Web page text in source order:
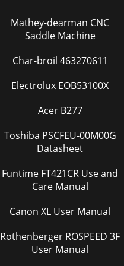
Mathey-dearman CNC
Saddle Machine
Char-broil 463270611
Electrolux EOB53100X
Acer B277
Toshiba PSCFEU-00M00G
Datasheet
Funtime FT421CR Use and
Care Manual
Canon XL User Manual
Rothenberger ROSPEED 3F
User Manual